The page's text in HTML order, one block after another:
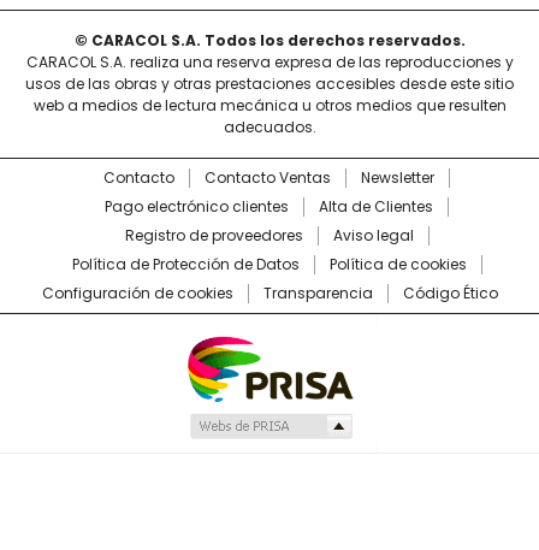
© CARACOL S.A. Todos los derechos reservados.
CARACOL S.A. realiza una reserva expresa de las reproducciones y
usos de las obras y otras prestaciones accesibles desde este sitio
web a medios de lectura mecánica u otros medios que resulten
adecuados.
Contacto Contacto Ventas
Newsletter
Pago electrónico clientes
Alta de Clientes
Registro de proveedores
Aviso legal
Política de Protección de Datos
Política de cookies
Configuración de cookies
Transparencia Código Ético